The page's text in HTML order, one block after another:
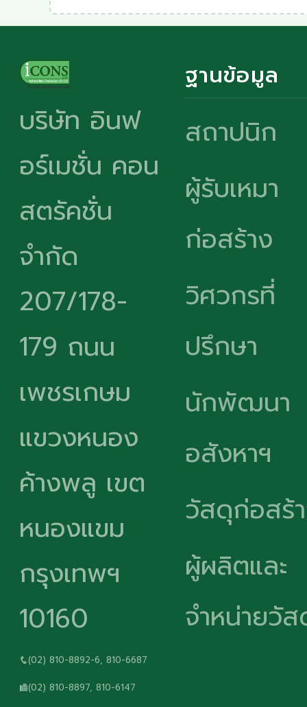
บริษัท อินฟ
อร์เมชั่น คอน
สตรัคชั่น
จำกัด
207/178-
179 ถนน
เพชรเกษม
แขวงหนอง
ค้างพลู เขต
หนองแขม
กรุงเทพฯ
10160
(02) 810-8892-6, 810-6687
(02) 810-8897, 810-6147
ฐานข้อมูล
สถาปนิก
ผู้รับเหมา
ก่อสร้าง
วิศวกรที่
ปรึกษา
นักพัฒนา
อสังหาฯ
วัสดุก่อสร้
ผู้ผลิตและ
จำหน่ายวั